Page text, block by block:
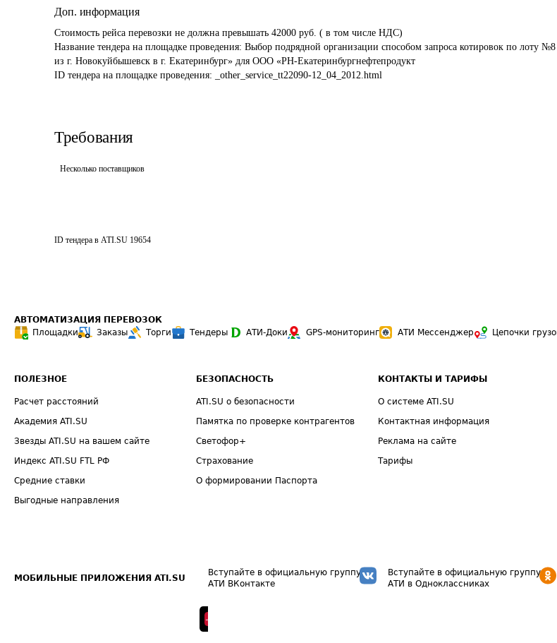
Доп. информация
Стоимость рейса перевозки не должна превышать 42000 руб. ( в том числе НДС)
Название тендера на площадке проведения: Выбор подрядной организации способом запроса котировок по лоту №8
из г. Новокуйбышевск в г. Екатеринбург» для ООО «РН-Екатеринбургнефтепродукт
ID тендера на площадке проведения:
_other_service_tt22090-12_04_2012.html
Требования
Несколько поставщиков
ID тендера в ATI.SU 19654
АВТОМАТИЗАЦИЯ ПЕРЕВОЗОК
Площадки
Заказы Торги Тендеры АТИ-Доки GPS-мониторинг АТИ Мессенджер Цепочки
ПОЛЕЗНОЕ
Расчет расстояний
Академия ATI.SU
Звезды ATI.SU на вашем сайте
Индекс ATI.SU FTL РФ
Средние ставки
Выгодные направления
БЕЗОПАСНОСТЬ
ATI.SU о безопасности
Памятка по проверке контрагентов
Светофор+
Страхование
О формировании Паспорта
КОНТАКТЫ И ТАРИФЫ
О системе ATI.SU
Контактная информация
Реклама на сайте
Тарифы
МОБИЛЬНЫЕ ПРИЛОЖЕНИЯ ATI.SU
Вступайте в официальную группу
АТИ ВКонтакте
Вступайте в официальную группу
АТИ в Одноклассниках